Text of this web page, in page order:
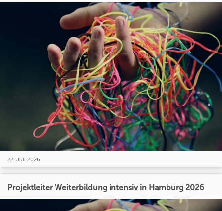
22. Juli 2026
Projektleiter Weiterbildung intensiv in Hamburg 2026